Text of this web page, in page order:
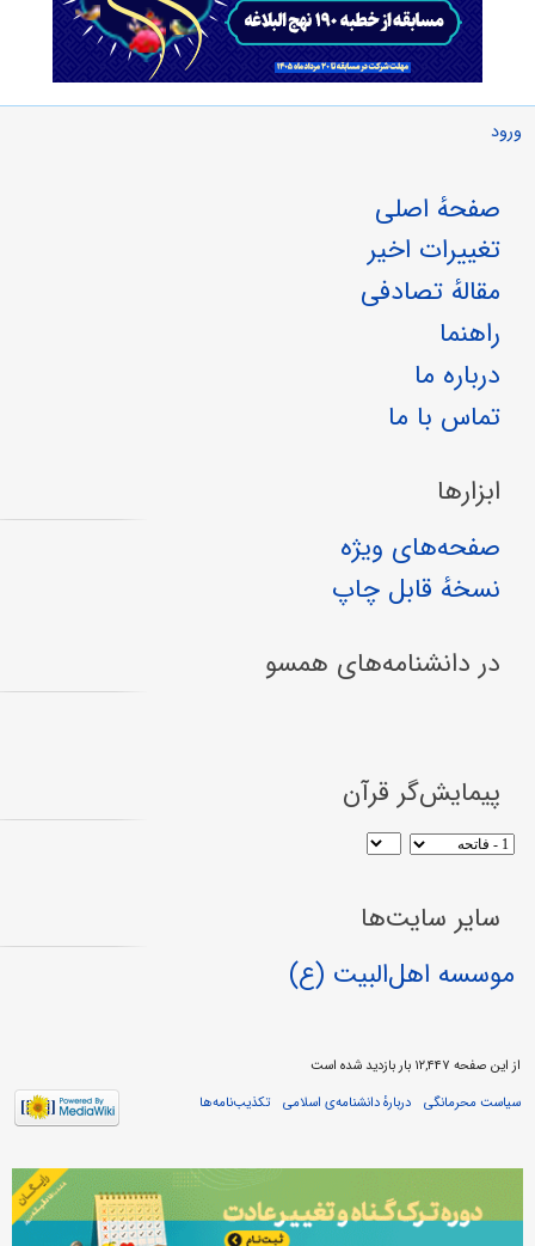
ورود
صفحهٔ اصلی
تغییرات اخیر
مقالهٔ تصادفی
راهنما
درباره ما
تماس با ما
ابزارها
صفحه‌های ویژه
نسخهٔ قابل چاپ
در دانشنامه‌های همسو
پیمایش‌گر قرآن
سایر سایت‌ها
موسسه اهل‌البیت (ع)
از این صفحه ۱۲,۴۴۷ بار بازدید شده است
سیاست محرمانگی
دربارهٔ دانشنامه‌ی اسلامی تکذیب‌نامه‌ها